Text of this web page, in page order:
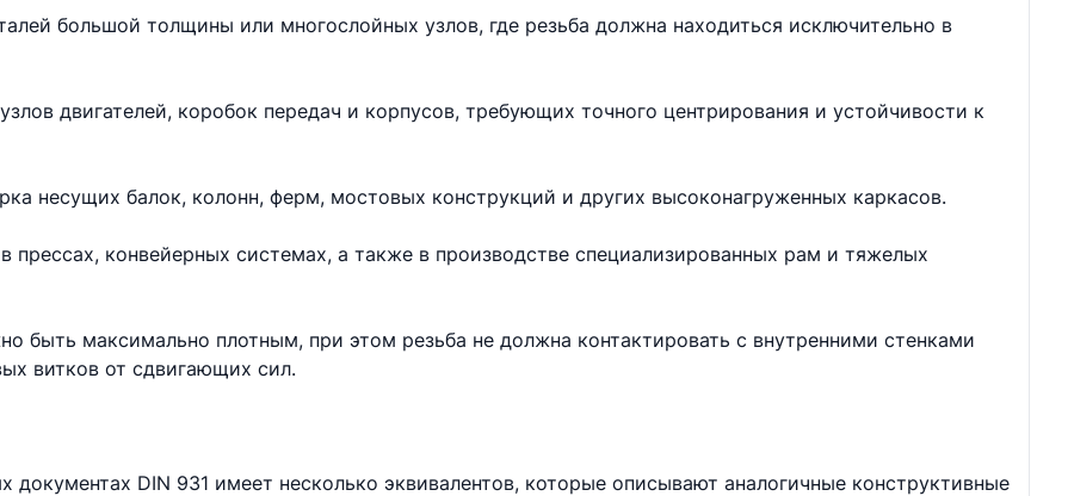
большой толщины или многослойных узлов, где резьба должна находиться исключительно в
двигателей, коробок передач и корпусов, требующих точного центрирования и устойчивости к
несущих балок, колонн, ферм, мостовых конструкций и других высоконагруженных каркасов.
прессах, конвейерных системах, а также в производстве специализированных рам и тяжелых
быть максимально плотным, при этом резьба не должна контактировать с внутренними стенками
витков от сдвигающих сил.
DIN 931 имеет несколько эквивалентов, которые описывают аналогичные конструктивные